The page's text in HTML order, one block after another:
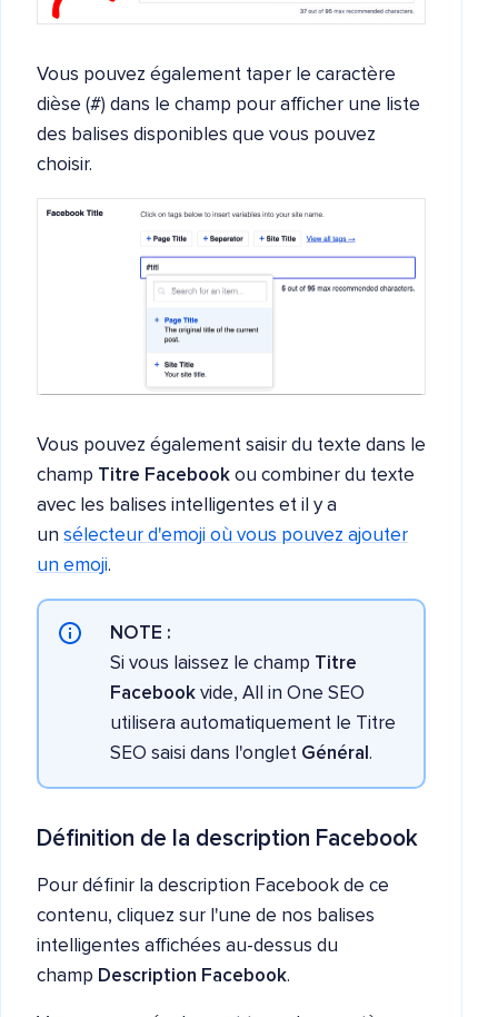
Vous pouvez également taper le caractère
dièse (#) dans le champ pour afficher une liste
des balises disponibles que vous pouvez
choisir.
Vous pouvez également saisir du texte dans le
champ Titre Facebook ou combiner du texte
avec les balises intelligentes et il y a
un sélecteur d'emoji où vous pouvez ajouter
un emoji.
NOTE :
Si vous laissez le champ Titre
Facebook vide, All in One SEO
utilisera automatiquement le Titre
SEO saisi dans l'onglet Général .
Définition de la description Facebook
Pour définir la description Facebook de ce
contenu, cliquez sur l'une de nos balises
intelligentes affichées au-dessus du
champ Description Facebook.